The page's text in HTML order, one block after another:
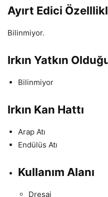
Ayırt Edici
Bilinmiyor.
Irkın Yatkın
Bilinmiyor
Irkın Kan Hattı
Arap Atı
Endülüs Atı
Kullanım Alanı
Dresaj